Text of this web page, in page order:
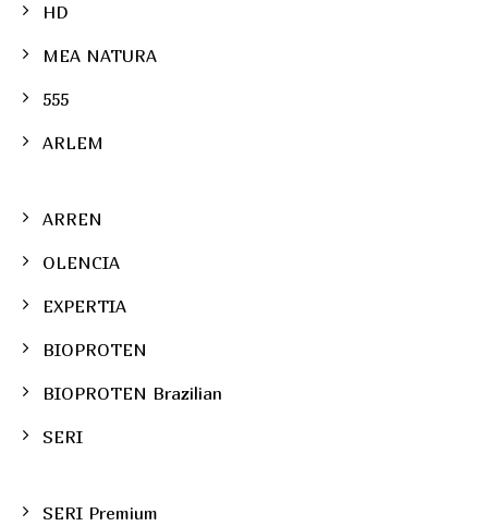
HD
MEA NATURA
555
ARLEM
ARREN
OLENCIA
EXPERTIA
BIOPROTEN
BIOPROTEN Brazilian
SERI
SERI Premium